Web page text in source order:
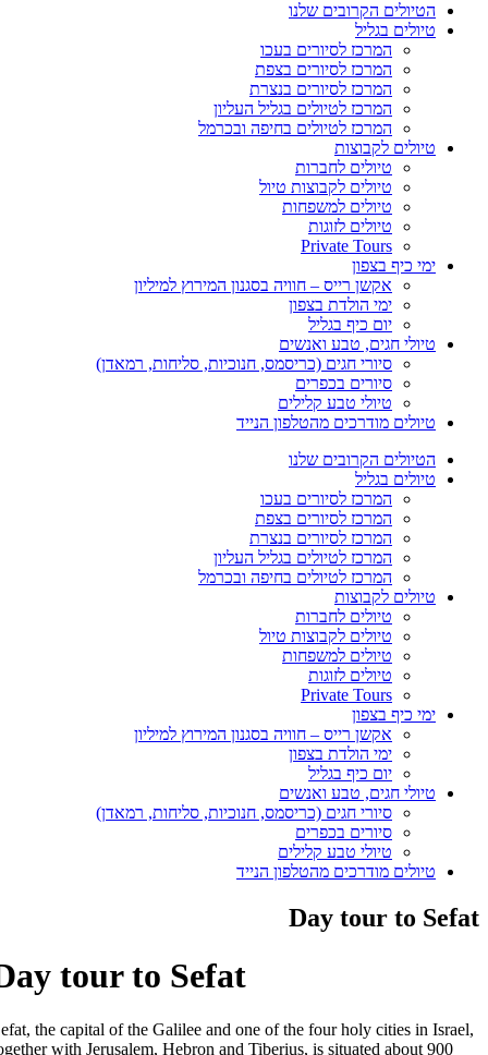
הטיולים הקרובים שלנו
טיולים בגליל
המרכז לסיורים בעכו
המרכז לסיורים בצפת
המרכז לסיורים בנצרת
המרכז לטיולים בגליל העליון
המרכז לטיולים בחיפה ובכרמל
טיולים לקבוצות
טיולים לחברות
טיולים לקבוצות טיול
טיולים למשפחות
טיולים לזוגות
Private Tours
ימי כיף בצפון
אקשן רייס – חוויה בסגנון המירוץ למיליון
ימי הולדת בצפון
יום כיף בגליל
טיולי חגים, טבע ואנשים
סיורי חגים (כריסמס, חנוכיות, סליחות, רמאדן)
סיורים בכפרים
טיולי טבע קלילים
טיולים מודרכים מהטלפון הנייד
הטיולים הקרובים שלנו
טיולים בגליל
המרכז לסיורים בעכו
המרכז לסיורים בצפת
המרכז לסיורים בנצרת
המרכז לטיולים בגליל העליון
המרכז לטיולים בחיפה ובכרמל
טיולים לקבוצות
טיולים לחברות
טיולים לקבוצות טיול
טיולים למשפחות
טיולים לזוגות
Private Tours
ימי כיף בצפון
אקשן רייס – חוויה בסגנון המירוץ למיליון
ימי הולדת בצפון
יום כיף בגליל
טיולי חגים, טבע ואנשים
סיורי חגים (כריסמס, חנוכיות, סליחות, רמאדן)
סיורים בכפרים
טיולי טבע קלילים
טיולים מודרכים מהטלפון הנייד
Day tour to Sefat
Day tour to Sefat
Sefat, the capital of the Galilee and one of the four holy cities in Israel,
together with Jerusalem, Hebron and Tiberius, is situated about 900